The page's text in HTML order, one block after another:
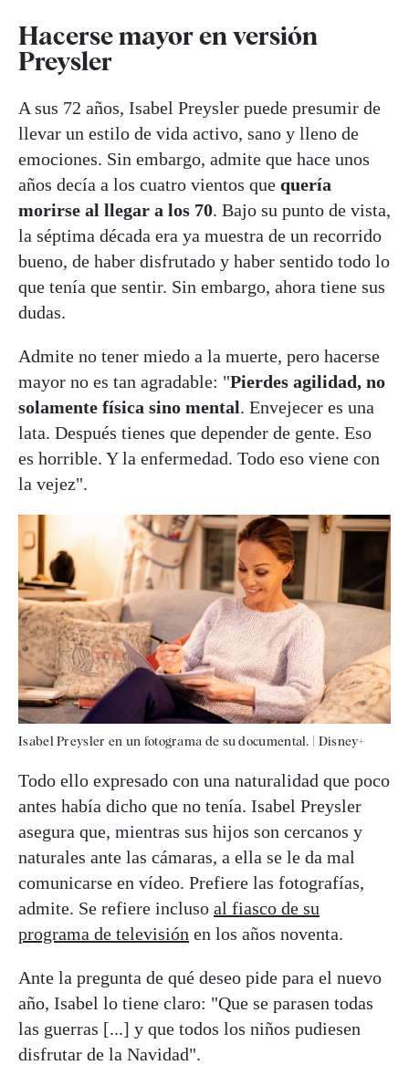
Hacerse mayor en versión
Preysler
A sus 72 años, Isabel Preysler puede presumir de
llevar un estilo de vida activo, sano y lleno de
emociones. Sin embargo, admite que hace unos
años decía a los cuatro vientos que quería
morirse al llegar a los 70. Bajo su punto de vista,
la séptima década era ya muestra de un recorrido
bueno, de haber disfrutado y haber sentido todo lo
que tenía que sentir. Sin embargo, ahora tiene sus
dudas.
Admite no tener miedo a la muerte, pero hacerse
mayor no es tan agradable: "Pierdes agilidad, no
solamente física sino mental. Envejecer es una
lata. Después tienes que depender de gente. Eso
es horrible. Y la enfermedad. Todo eso viene con
la vejez".
Isabel Preysler en un fotograma de su documental. Disney+
Todo ello expresado con una naturalidad que poco
antes había dicho que no tenía. Isabel Preysler
asegura que, mientras sus hijos son cercanos y
naturales ante las cámaras, a ella se le da mal
comunicarse en vídeo. Prefiere las fotografías,
admite. Se refiere incluso al fiasco de su
programa de televisión en los años noventa.
Ante la pregunta de qué deseo pide para el nuevo
año, Isabel lo tiene claro: "Que se parasen todas
las guerras [...] y que todos los niños pudiesen
disfrutar de la Navidad".